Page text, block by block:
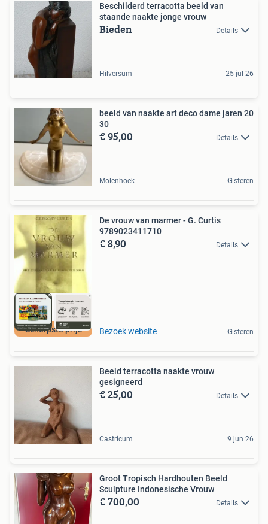
Beschilderd terracotta beeld van
staande naakte jonge vrouw
Bieden Details
Hilversum 25 jul 26
beeld van naakte art deco dame jaren 20
30
€ 95,00 Details
Molenhoek Gisteren
Scherpste prijs
De vrouw van marmer - G. Curtis
9789023411710
€ 8,90 Details
Bezoek website Gisteren
Beeld terracotta naakte vrouw
gesigneerd
€ 25,00 Details
Castricum 9 jun 26
Groot Tropisch Hardhouten Beeld
Sculpture Indonesische Vrouw
€ 700,00 Details